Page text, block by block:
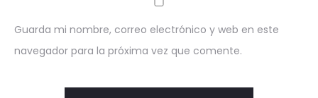
Guarda mi nombre, correo electrónico y web en este
navegador para la próxima vez que comente.